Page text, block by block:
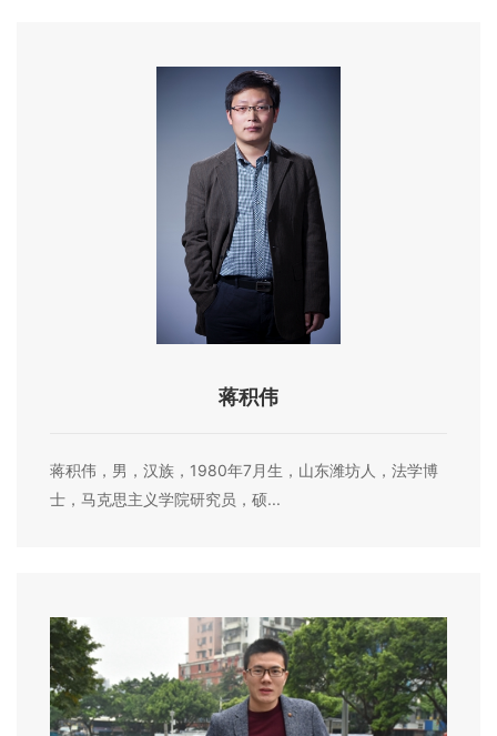
蒋积伟
蒋积伟，男，汉族，1980年7月生，山东潍坊人，法学博
士，马克思主义学院研究员，硕...